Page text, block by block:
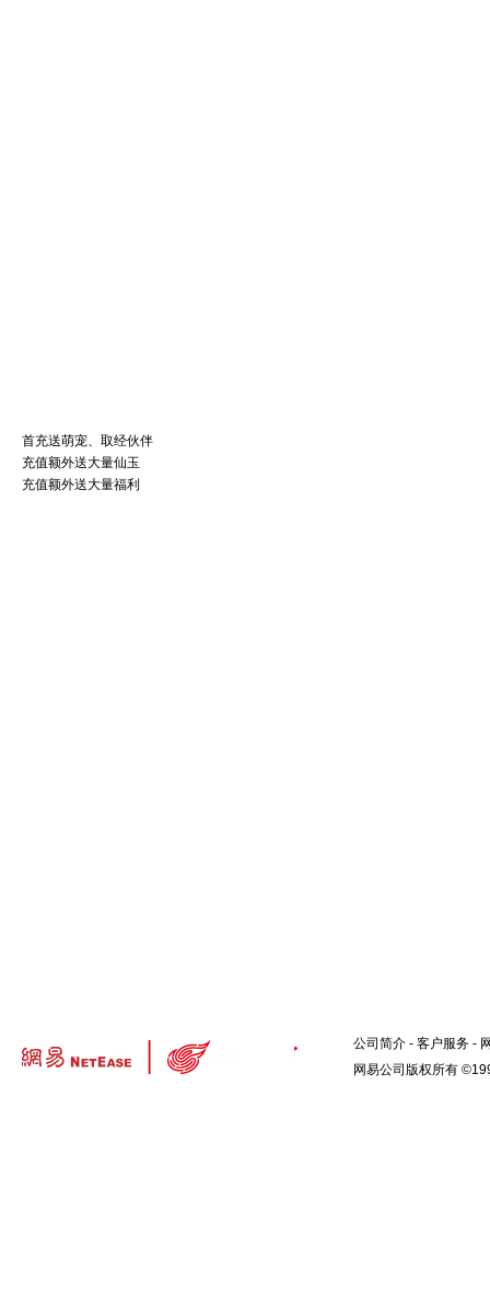
首充送萌宠、取经伙伴
充值额外送大量仙玉
充值额外送大量福利
公司简介 - 客户服务 -
网易公司版权所有